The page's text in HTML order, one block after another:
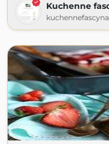
Kuchenne